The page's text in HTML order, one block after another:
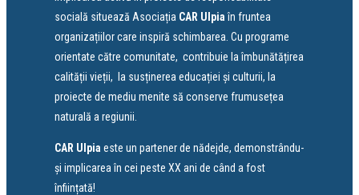
socială situează Asociația CAR Ulpia în fruntea
organizațiilor care inspiră schimbarea. Cu programe
orientate către comunitate, contribuie la îmbunătățirea
calității vieții, la susținerea educației și culturii, la
proiecte de mediu menite să conserve frumusețea
naturală a regiunii.
CAR Ulpia este un partener de nădejde, demonstrându-
și implicarea în cei peste XX ani de când a fost
înființată!